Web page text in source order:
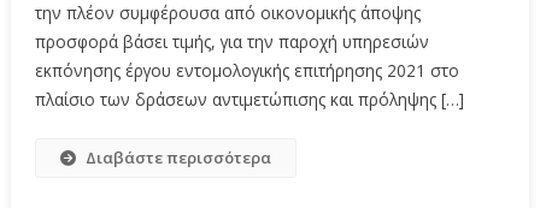
την πλέον συμφέρουσα από οικονομικής άποψης
προσφορά βάσει τιμής, για την παροχή υπηρεσιών
εκπόνησης έργου εντομολογικής επιτήρησης 2021 στο
πλαίσιο των δράσεων αντιμετώπισης και πρόληψης […]
Διαβάστε περισσότερα